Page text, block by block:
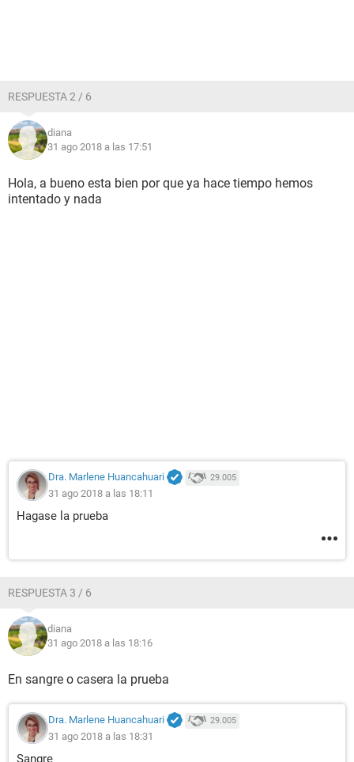
RESPUESTA 2 / 6
diana
31 ago 2018 a las 17:51
Hola, a bueno esta bien por que ya hace tiempo hemos
intentado y nada
Dra. Marlene Huancahuari 29.005
31 ago 2018 a las 18:11
Hagase la prueba
RESPUESTA 3 / 6
diana
31 ago 2018 a las 18:16
En sangre o casera la prueba
Dra. Marlene Huancahuari 29.005
31 ago 2018 a las 18:31
Sangre